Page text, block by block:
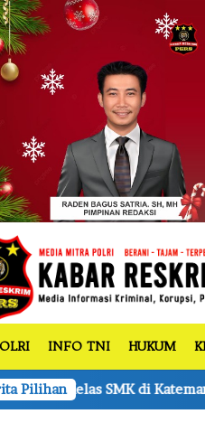
INFO TNI HUKUM
Pilihan
4 Bangunan dan Sekolah